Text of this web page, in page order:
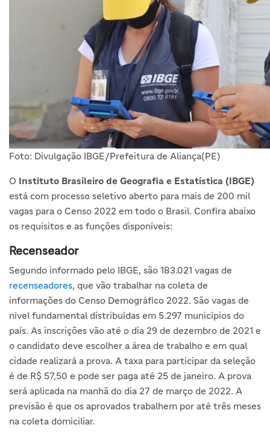
Foto: Divulgação IBGE/Prefeitura de Aliança(PE)
O Instituto Brasileiro de Geografia e Estatística (IBGE)
está com processo seletivo aberto para mais de 200 mil
vagas para o Censo 2022 em todo o Brasil. Confira abaixo
os requisitos e as funções disponíveis:
Recenseador
Segundo informado pelo IBGE, são 183.021 vagas de
recenseadores, que vão trabalhar na coleta de
informações do Censo Demográfico 2022. São vagas de
nível fundamental distribuídas em 5.297 municípios do
país. As inscrições vão até o dia 29 de dezembro de 2021 e
o candidato deve escolher a área de trabalho e em qual
cidade realizará a prova. A taxa para participar da seleção
é de R$ 57,50 e pode ser paga até 25 de janeiro. A prova
será aplicada na manhã do dia 27 de março de 2022. A
previsão é que os aprovados trabalhem por até três meses
na coleta domiciliar.